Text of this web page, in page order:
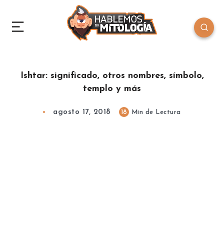
Ishtar: significado, otros nombres, símbolo,
templo y más
agosto 17, 2018 18 Min de Lectura